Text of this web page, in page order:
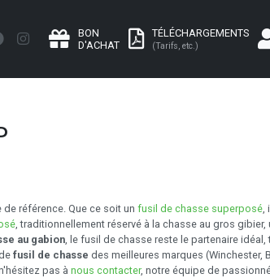
BON
D'ACHAT
TÉLÉCHARGEMENTS
(Tarifs, etc.)
référence. Que ce soit un fusil de chasse superposé
, traditionnellement réservé à la chasse au gros gibier,
au gabion , le fusil de chasse reste le partenaire
fusil de chasse des meilleures marques (Winchester,
n'hésitez pas à nous contacter, notre équipe de